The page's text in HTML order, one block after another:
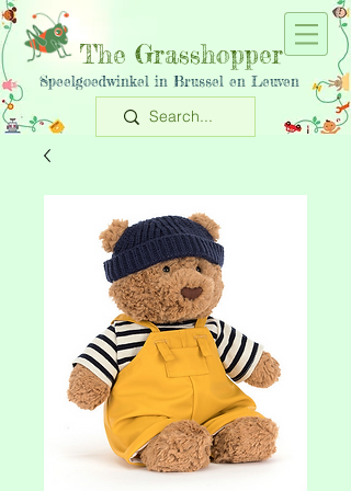
The Grasshopper
Speelgoedwinkel in Brussel en Leuven